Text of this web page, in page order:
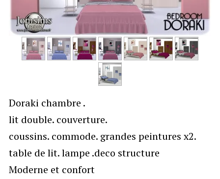
Doraki chambre .
lit double. couverture.
coussins. commode. grandes peintures x2.
table de lit. lampe .deco structure
Moderne et confort